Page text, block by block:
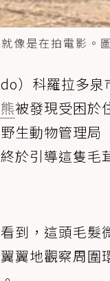
像是在拍電影。
）科羅拉多
被發現受困於
生動物管理
於引導這隻
到，這頭毛髮
翼地觀察周